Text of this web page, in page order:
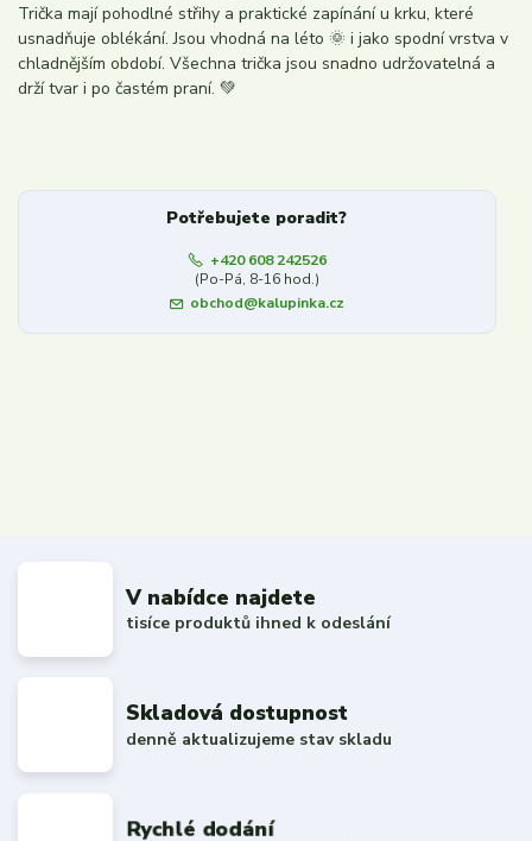
Trička mají pohodlné střihy a praktické zapínání u krku, které
usnadňuje oblékání. Jsou vhodná na léto 🌞 i jako spodní vrstva v
chladnějším období. Všechna trička jsou snadno udržovatelná a
drží tvar i po častém praní. 💚
Potřebujete poradit?
+420 608 242526
(Po-Pá, 8-16 hod.)
obchod@kalupinka.cz
V nabídce najdete
tisíce produktů ihned k odeslání
Skladová dostupnost
denně aktualizujeme stav skladu
Rychlé dodání